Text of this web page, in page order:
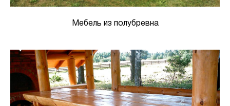
Мебель из полубревна